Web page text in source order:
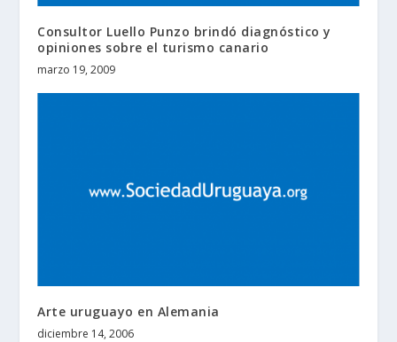
Consultor Luello Punzo brindó diagnóstico y
opiniones sobre el turismo canario
marzo 19, 2009
Arte uruguayo en Alemania
diciembre 14, 2006